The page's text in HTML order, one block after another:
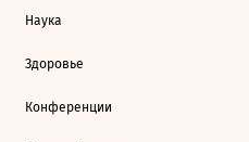
Наука
Здоровье
Конференции